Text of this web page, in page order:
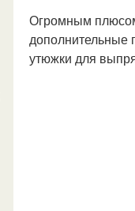
Огромным плюсом
дополнительные
утюжки для